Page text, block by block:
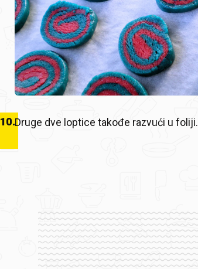
10.Druge dve loptice takođe razvući u foliji.